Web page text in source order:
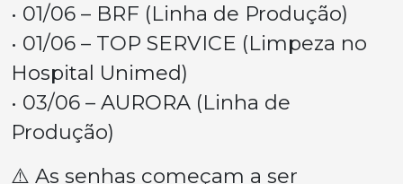
• 01/06 – BRF (Linha de Produção)
• 01/06 – TOP SERVICE (Limpeza no
Hospital Unimed)
• 03/06 – AURORA (Linha de
Produção)
⚠️ As senhas começam a ser